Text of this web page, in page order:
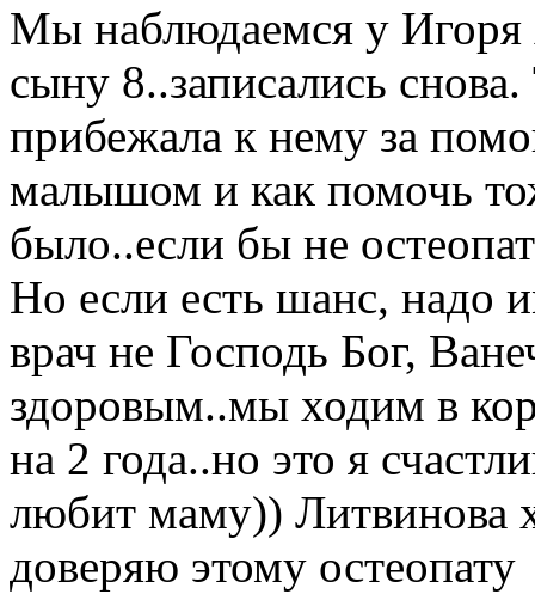
Мы наблюдаемся у Игоря
сыну 8..записались
прибежала к нему за
малышом и как помочь
было..если бы не
Но если есть шанс, надо
врач не Господь Бог,
здоровым..мы ходим в
на 2 года..но это я
любит маму)) Литвинова
доверяю этому остеопату